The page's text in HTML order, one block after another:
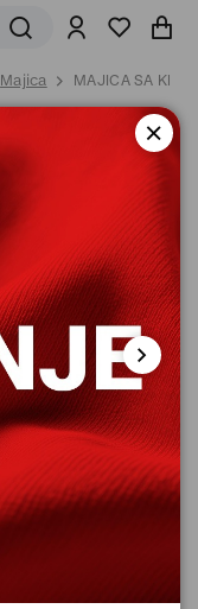
Majica MAJICA SA